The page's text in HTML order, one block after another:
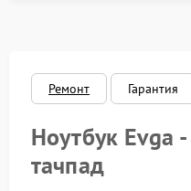
Ремонт Гарантия
Ноутбук Evga
тачпад